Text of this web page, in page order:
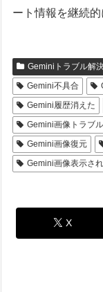
ート情報を継続的
Geminiトラブル解
Gemini不具合
Gemini履歴消えた
Gemini画像トラブル
Gemini画像復元
Gemini画像表示さ
X